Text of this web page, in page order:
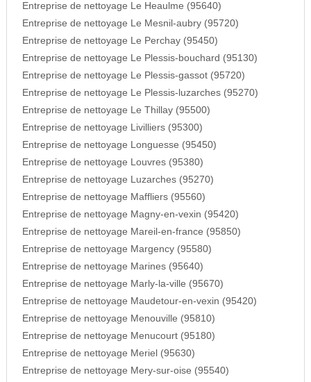
Entreprise de nettoyage Le Heaulme (95640)
Entreprise de nettoyage Le Mesnil-aubry (95720)
Entreprise de nettoyage Le Perchay (95450)
Entreprise de nettoyage Le Plessis-bouchard (95130)
Entreprise de nettoyage Le Plessis-gassot (95720)
Entreprise de nettoyage Le Plessis-luzarches (95270)
Entreprise de nettoyage Le Thillay (95500)
Entreprise de nettoyage Livilliers (95300)
Entreprise de nettoyage Longuesse (95450)
Entreprise de nettoyage Louvres (95380)
Entreprise de nettoyage Luzarches (95270)
Entreprise de nettoyage Maffliers (95560)
Entreprise de nettoyage Magny-en-vexin (95420)
Entreprise de nettoyage Mareil-en-france (95850)
Entreprise de nettoyage Margency (95580)
Entreprise de nettoyage Marines (95640)
Entreprise de nettoyage Marly-la-ville (95670)
Entreprise de nettoyage Maudetour-en-vexin (95420)
Entreprise de nettoyage Menouville (95810)
Entreprise de nettoyage Menucourt (95180)
Entreprise de nettoyage Meriel (95630)
Entreprise de nettoyage Mery-sur-oise (95540)